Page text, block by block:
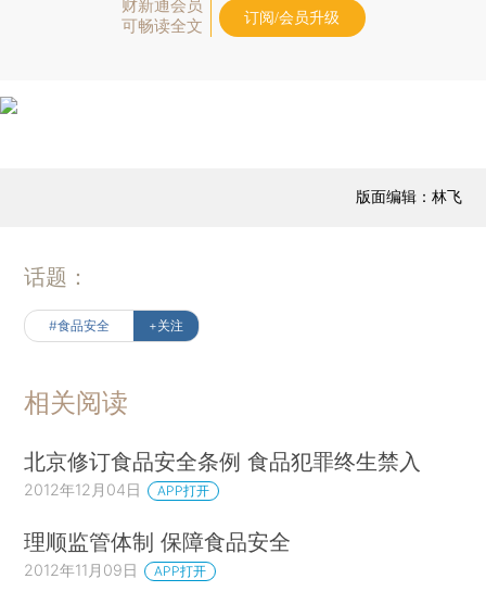
财新通会员
可畅读全文
订阅/会员升级
版面编辑：林飞
话题：
#食品安全 +关注
相关阅读
北京修订食品安全条例 食品犯罪终生禁入
2012年12月04日 APP打开
理顺监管体制 保障食品安全
2012年11月09日 APP打开